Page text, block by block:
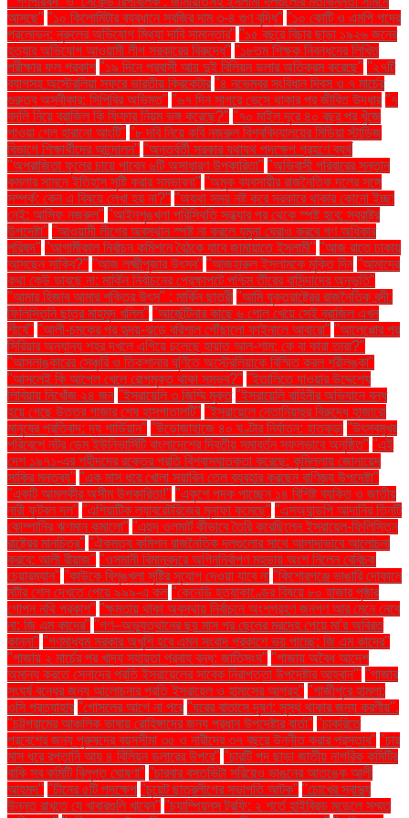
আসছে" "১০ কিলোমিটার ব্যবধানে সবজির দাম ৩-৪ গুণ বৃদ্ধি" "১০ কোটি ও এমপি পদের
প্রলোভন: নুরুলের অভিযোগ মিথ্যা দাবি সামান্তার" "১৫ বছরে বিচার ছাড়া ১৯২৬ জনের
হত্যার অভিযোগ আওয়ামী লীগ সরকারের বিরুদ্ধে" "১৮তম শিক্ষক নিবন্ধনের লিখিত
পরীক্ষার ফল প্রকাশ "১৯ দিনে প্রবাসী আয় দুই বিলিয়ন ডলার অতিক্রম করেছে" "২৭টি
ব্যাগসহ অস্ট্রেলিয়া সফরে ভারতীয় ক্রিকেটার "৪ নভেম্বর সংবিধান দিবস ও ৭ মার্চের
গুরুত্ব অস্বীকার: সিপিবির অভিমত" "৬৭ দিন সাগরে ভেসে থাকার পর জীবিত উদ্ধার "৭
বদলি নিয়ে ব্রাজিল কি ফিফার নিয়ম ভঙ্গ করেছে?" "৭০ মাইল দূরে ৪০ বছর পর খুঁজে
পাওয়া গেল হারানো আংটি" "৮ দবি নিয়ে কবি নজরুল বিশ্ববিদ্যালয়ের মিডিয়া স্টাডিজ
বিভাগে শিক্ষার্থীদের আন্দোলন" "অন্তর্বর্তী সরকার যথাযথ পদক্ষেপ গ্রহণে ব্যর্থ
"অপরাজিতা ফুলের চায়ে পাবেন ৬টি অসাধারণ উপকারিতা" "অভিবাসী পরিবারের সন্তান
কমলার সামনে ইতিহাস সৃষ্টি করার সম্ভাবনা" "অমুক ব্যবসায়ীর রাজনৈতিক দলের সঙ্গে
সম্পর্ক: কেন এ বিষয়ে লেখা হয় না?" "অযথা সময় নষ্ট করে সরকারে থাকার কোনো ইচ্ছা
নেই: আসিফ নজরুল" "আইনশৃঙ্খলা পরিস্থিতি সন্ধ্যার পর থেকে স্পষ্ট হবে: স্বরাষ্ট্র
উপদেষ্টা" "আওয়ামী লীগের অবস্থান স্পষ্ট না করলে যমুনা ঘেরাও করবে গণ অধিকার
পরিষদ" "আগামীকাল নির্বাচন কমিশনে বৈঠকে যাবে জামায়াতে ইসলামী" "আজ রাতে ঢাকায়
আসছেন সাকিব?" "আজ লক্ষ্মীপূজার উৎসব" "আজহারুল ইসলামকে মুক্তি দিন "আমাদের
কথা কেউ ভাবছে না: মার্কিন নির্বাচনের প্রেক্ষাপটে পশ্চিম তীরের বাসিন্দাদের অনুভূতি"
"আমার হিজাব আমার শক্তির উৎস" : মার্কিন ছাত্রী "আমি যুক্তরাষ্ট্রের রাজনৈতিক বন্দী:
ফিলিস্তিনি ছাত্র মাহমুদ খলিল" "আর্জেন্টিনার কাছে ৬ গোল খেয়ে সেই ব্রাজিল এখন
শীর্ষে" "আলী-চমকের পর হৃদয়-ঝড়ে বরিশাল পৌঁছালো ফাইনালে আবারো" "আলেপ্পোর পর
সিরিয়ার অন্যান্য শহর দখলে এগিয়ে চলেছে হায়াত আল-শাম: কে বা কারা তারা?"
"আসলাঙ্কারের সেঞ্চুরি ও তিকশানার ঘূর্ণিতে অস্ট্রেলিয়াকে বিস্মিত করল শ্রীলঙ্কা"
"আসলেই কি আপেল খেলে রোগমুক্ত থাকা সম্ভব?" "ইতালিতে যাওয়ার উদ্দেশ্যে
লিবিয়ায় নিখোঁজ ২৪ জন "ইসরায়েলি ৩ জিম্মি মুক্ত "ইসরায়েলি বাহিনীর অভিযানে বন্ধ
হয়ে গেছে উত্তর গাজার শেষ হাসপাতালটি" "ইসরায়েলে নেতানিয়াহুর বিরুদ্ধে হাজারো
মানুষের প্রতিবাদ: দ্য গার্ডিয়ান" "উড়োজাহাজে ৪০ ঘণ্টার নির্যাতন: হাতকড়া "উৎসবমুখর
পরিবেশে নটর ডেম ইউনিভার্সিটি বাংলাদেশের দ্বিতীয় সমাবর্তন সফলভাবে অনুষ্ঠিত" "এই
দেশ ১৯৭১-এর শহীদদের রক্তের প্রতি বিশ্বাসঘাতকতা করেছে: কুমিল্লায় জোনায়েদ
সাকির মন্তব্য" "এক মাস ধরে খোলা সয়াবিন তেল ব্যবহার করছেন বাণিজ্য উপদেষ্টা"
"একটি আমলকীর অসীম উপকারিতা!" "একুশে পদক পাচ্ছেন ১৪ বিশিষ্ট ব্যক্তি ও জাতীয়
নারী ফুটবল দল" "এশিয়াটিক ল্যাবরেটরিজের মুনাফা কমেছে" "এসঅ্যান্ডপি আদানির তিনটি
কোম্পানির ঋণমান কমালো" "এহুদ ওলমার্ট কীভাবে তৈরি করেছিলেন ইসরায়েল-ফিলিস্তিন
রাষ্ট্রের মানচিত্র" "ঐকমত্য কমিশন রাজনৈতিক দলগুলোর সাথে আলাদাভাবে আলোচনা
করবে: আলী রীয়াজ" "ওসমানী বিমানবন্দরে অগ্নিনির্বাপণ মহড়ায় অংশ নিলেন বেবিচক
চেয়ারম্যান" "কাউকে বিশৃঙ্খলা সৃষ্টির সুযোগ দেওয়া যাবে না "কিশোরগঞ্জে ভাঙারি দোকানে
মর্টার শেল দেখতে পেয়ে ৯৯৯-এ কল "কেনেডি হত্যাকাণ্ডের বিষয়ে ৮০ হাজার পৃষ্ঠার
গোপন নথি প্রকাশ" "ক্ষমতায় থাকা অবস্থায় নির্বাচনে অংশগ্রহণ জনগণ আর মেনে নেবে
না: জি এম কাদের" "গণ–অভ্যুত্থানের ছয় মাস পর ছেলের মরদেহ পেয়ে মা'র অবিরত
কান্না" "গণমাধ্যম সরকার অখুশি হবে এমন সংবাদ প্রকাশে ভয় পাচ্ছে: জি এম কাদের"
"গাজায় ২ মার্চের পর খাদ্য সহায়তা প্রবাহ বন্ধ: জাতিসংঘ" "গাজায় অবৈধ আদেশ
অমান্য করতে সেনাদের প্রতি ইসরায়েলের সাবেক নিরাপত্তা উপদেষ্টার আহ্বান"' "গাজার
সংঘর্ষ বন্ধের জন্য আলোচনার প্রতি ইসরায়েল ও হামাসের আগ্রহ" "গাজীপুরে হামলা:
ওসি প্রত্যাহার "গোসলের আগে না পরে "ঘরের বাতাসে দূষণ: সুস্থ থাকার জন্য করণীয়".
"চট্টগ্রামের আঞ্চলিক ভাষায় রোহিঙ্গাদের জন্য প্রধান উপদেষ্টার বার্তা" "চাকরিতে
প্রবেশের জন্য পুরুষদের বয়সসীমা ৩৫ ও নারীদের ৩৭ বছরে উন্নীত করার প্রস্তাব" "চার
মাস ধরে রপ্তানি আয় ৪ বিলিয়ন ডলারের উপরে" "চারটি পদ ছাড়া জাতীয় নাগরিক কমিটির
বাকি সব কমিটি বিলুপ্ত ঘোষণা" "চারবার বসতভিটা সরিয়েও ভাঙনের আতঙ্কে আলী
আহমদ" "চীনের ৫টি পদক্ষেপ "চুয়েট ছাত্রলীগের সভাপতি আটক" "চোখের স্বাস্থ্য
উন্নত রাখতে যে খাবারগুলি খাবেন" "চ্যাম্পিয়নস ট্রফি: ২ শর্তে হাইব্রিড মডেলে সম্মত